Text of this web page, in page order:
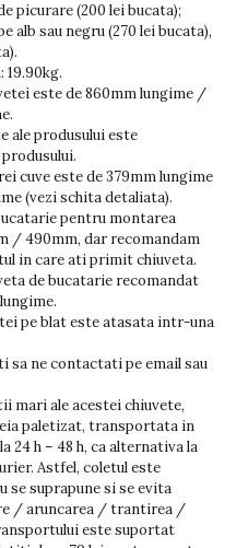
picurare (200 lei bucata);
sau negru (270 lei bucata),
este de 860mm lungime /
ale produsului este
cuve este de 379mm lungime
(vezi schita detaliata).
pentru montarea
/ 490mm, dar recomandam
in care ati primit chiuveta.
de bucatarie recomandat
pe blat este atasata intr-una
ne contactati pe email sau
mari ale acestei chiuvete,
paletizat, transportata in
24 h – 48 h, ca alternativa la
Astfel, coletul este
se suprapune si se evita
/ aruncarea / trantirea /
este suportat